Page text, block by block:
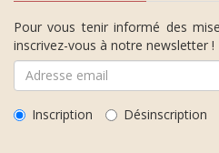
Pour vous tenir informé des
inscrivez-vous à notre newsletter !
Inscription Désinscription